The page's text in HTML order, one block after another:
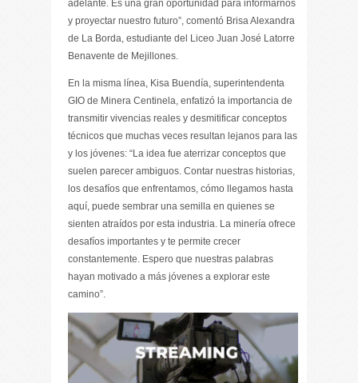
adelante. Es una gran oportunidad para informarnos
y proyectar nuestro futuro”, comentó Brisa Alexandra
de La Borda, estudiante del Liceo Juan José Latorre
Benavente de Mejillones.
En la misma línea, Kisa Buendía, superintendenta
GIO de Minera Centinela, enfatizó la importancia de
transmitir vivencias reales y desmitificar conceptos
técnicos que muchas veces resultan lejanos para las
y los jóvenes: “La idea fue aterrizar conceptos que
suelen parecer ambiguos. Contar nuestras historias,
los desafíos que enfrentamos, cómo llegamos hasta
aquí, puede sembrar una semilla en quienes se
sienten atraídos por esta industria. La minería ofrece
desafíos importantes y te permite crecer
constantemente. Espero que nuestras palabras
hayan motivado a más jóvenes a explorar este
camino”.